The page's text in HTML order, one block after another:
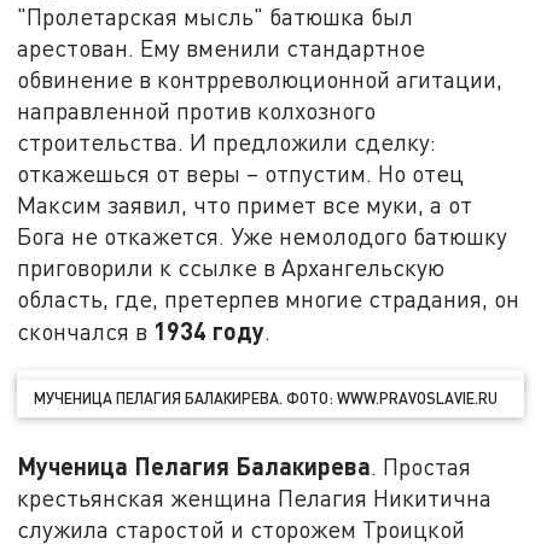
"Пролетарская мысль" батюшка был
арестован. Ему вменили стандартное
обвинение в контрреволюционной агитации,
направленной против колхозного
строительства. И предложили сделку:
откажешься от веры – отпустим. Но отец
Максим заявил, что примет все муки, а от
Бога не откажется. Уже немолодого батюшку
приговорили к ссылке в Архангельскую
область, где, претерпев многие страдания, он
скончался в 1934 году.
МУЧЕНИЦА ПЕЛАГИЯ БАЛАКИРЕВА. ФОТО: WWW.PRAVOSLAVIE.RU
Мученица Пелагия Балакирева. Простая
крестьянская женщина Пелагия Никитична
служила старостой и сторожем Троицкой